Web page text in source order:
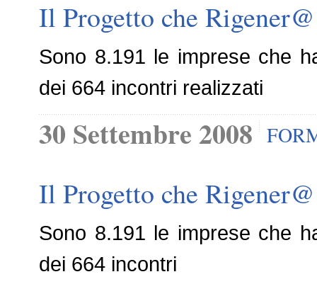
Il Progetto che
Sono 8.191 le imprese che
dei 664 incontri realizzati
30 Settembre 2008
Il Progetto che
Sono 8.191 le imprese che
dei 664 incontri